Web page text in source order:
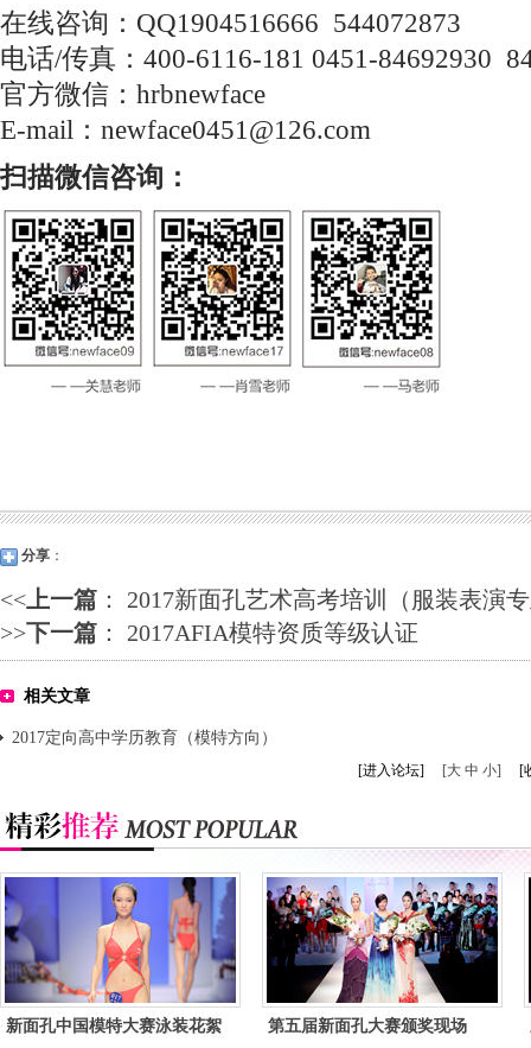
在线咨询：QQ1904516666 544072873
电话/传真：400-6116-181 0451-84692930
官方微信：hrbnewface
E-mail：newface0451@126.com
扫描微信咨询：
分享 ：
<<上一篇 ： 2017新面孔艺术高考培训（服装表演
>>下一篇 ： 2017AFIA模特资质等级认证
相关文章
2017定向高中学历教育（模特方向）
[进入论坛] [大 中 小] [
新面孔中国模特大赛泳装花絮 第五届新面孔大赛颁奖现场